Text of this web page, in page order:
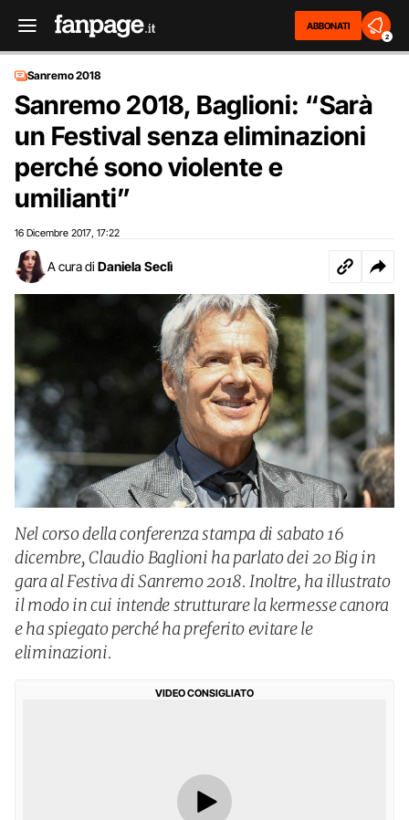
ABBONATI
2
Sanremo 2018
Sanremo 2018, Baglioni: “Sarà
un Festival senza eliminazioni
perché sono violente e
umilianti”
16 Dicembre 2017 17:22
A cura di Daniela Seclì
Nel corso della conferenza stampa di sabato 16
dicembre, Claudio Baglioni ha parlato dei 20 Big in
gara al Festiva di Sanremo 2018. Inoltre, ha illustrato
il modo in cui intende strutturare la kermesse canora
e ha spiegato perché ha preferito evitare le
eliminazioni.
VIDEO CONSIGLIATO